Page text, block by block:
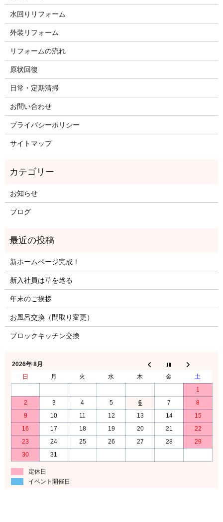
水回りリフォーム
外装リフォーム
リフォームの流れ
原状回復
日常・定期清掃
お問い合わせ
プライバシーポリシー
サイトマップ
お知らせ
ブログ
新ホームページ完成！
新入社員は草を毟る
年末のご挨拶
お風呂交換（間取り変更）
ブロックキッチン交換
2026年 8月
日
月 火 水 木 金
土
1
2
3 4 5 6 7
8
9
10 11 12 13 14
15
16
17 18 19 20 21
22
23
24 25 26 27 28
29
30
31
定休日
イベント開催日